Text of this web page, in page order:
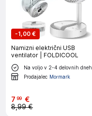
-1,00 €
Namizni električni USB
ventilator | FOLDICOOL
Na voljo v 2-4 delovnih dneh
Prodajalec Mormark
7 99 €
8,99 €